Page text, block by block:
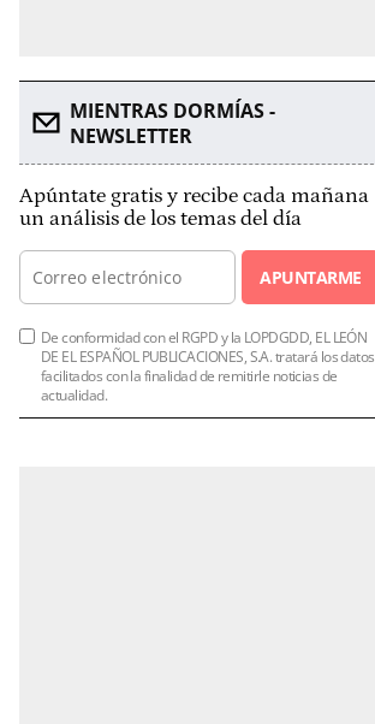
MIENTRAS DORMÍAS -
NEWSLETTER
Apúntate gratis y recibe cada mañana
un análisis de los temas del día
APUNTARME
De conformidad con el RGPD y la LOPDGDD, EL LEÓN
DE EL ESPAÑOL PUBLICACIONES, S.A. tratará los datos
facilitados con la finalidad de remitirle noticias de
actualidad.